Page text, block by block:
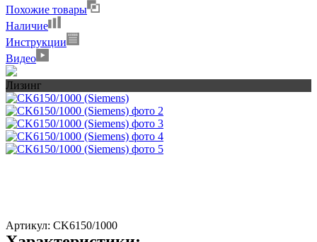
Похожие товары
Наличие
Инструкции
Видео
Лизинг
Артикул: CK6150/1000